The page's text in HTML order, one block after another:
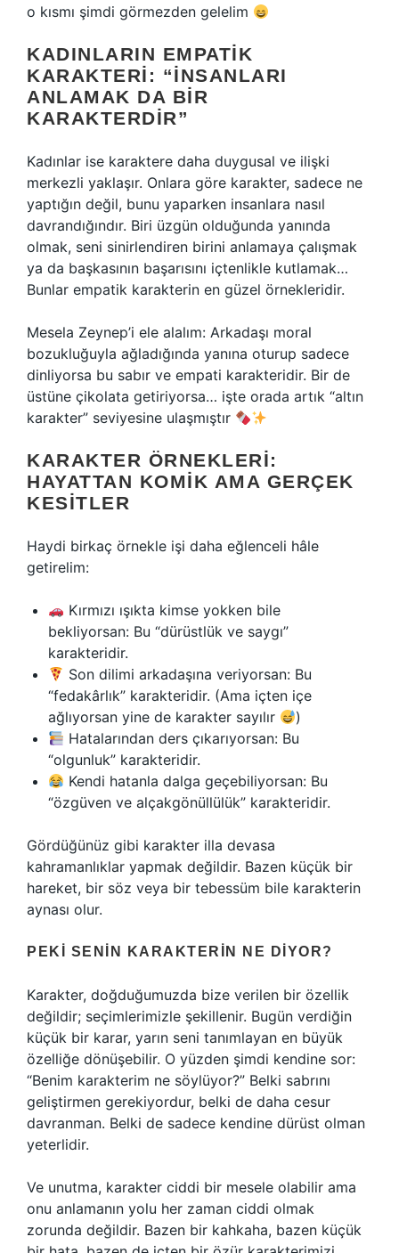
o kısmı şimdi görmezden gelelim
KADINLARIN EMPATIK
KARAKTERI: “İNSANLARI
ANLAMAK DA BIR
KARAKTERDIR”
Kadınlar ise karaktere daha duygusal ve ilişki
merkezli yaklaşır. Onlara göre karakter, sadece ne
yaptığın değil, bunu yaparken insanlara nasıl
davrandığındır. Biri üzgün olduğunda yanında
olmak, seni sinirlendiren birini anlamaya çalışmak
ya da başkasının başarısını içtenlikle kutlamak…
Bunlar empatik karakterin en güzel örnekleridir.
Mesela Zeynep’i ele alalım: Arkadaşı moral
bozukluğuyla ağladığında yanına oturup sadece
dinliyorsa bu sabır ve empati karakteridir. Bir de
üstüne çikolata getiriyorsa… işte orada artık “altın
karakter” seviyesine ulaşmıştır
KARAKTER ÖRNEKLERI:
HAYATTAN KOMIK AMA GERÇEK
KESITLER
Haydi birkaç örnekle işi daha eğlenceli hâle
getirelim:
Kırmızı ışıkta kimse yokken bile
bekliyorsan: Bu “dürüstlük ve saygı”
karakteridir.
Son dilimi arkadaşına veriyorsan: Bu
“fedakârlık” karakteridir. (Ama içten içe
ağlıyorsan yine de karakter sayılır
)
Hatalarından ders çıkarıyorsan: Bu
“olgunluk” karakteridir.
Kendi hatanla dalga geçebiliyorsan: Bu
“özgüven ve alçakgönüllülük” karakteridir.
Gördüğünüz gibi karakter illa devasa
kahramanlıklar yapmak değildir. Bazen küçük bir
hareket, bir söz veya bir tebessüm bile karakterin
aynası olur.
PEKI SENIN KARAKTERIN NE DIYOR?
Karakter, doğduğumuzda bize verilen bir özellik
değildir; seçimlerimizle şekillenir. Bugün verdiğin
küçük bir karar, yarın seni tanımlayan en büyük
özelliğe dönüşebilir. O yüzden şimdi kendine sor:
“Benim karakterim ne söylüyor?” Belki sabrını
geliştirmen gerekiyordur, belki de daha cesur
davranman. Belki de sadece kendine dürüst olman
yeterlidir.
Ve unutma, karakter ciddi bir mesele olabilir ama
onu anlamanın yolu her zaman ciddi olmak
zorunda değildir. Bazen bir kahkaha, bazen küçük